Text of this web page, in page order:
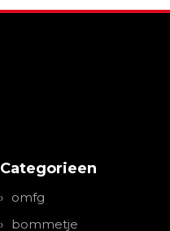
Categorieen
omfg
bommetje